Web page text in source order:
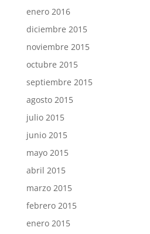
enero 2016
diciembre 2015
noviembre 2015
octubre 2015
septiembre 2015
agosto 2015
julio 2015
junio 2015
mayo 2015
abril 2015
marzo 2015
febrero 2015
enero 2015